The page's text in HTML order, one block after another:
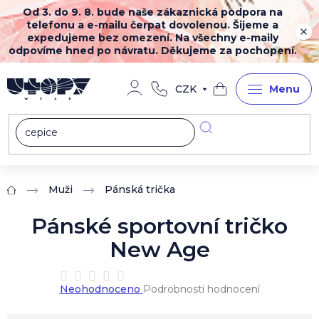
Přejít
na
obsah
Od 3. do 9. 8. bude naše zákaznická podpora na
telefonu a e-mailu čerpat dovolenou. Šijeme a
expedujeme bez omezení. Na všechny e-maily
odpovíme hned po návratu. Děkujeme za pochopení.
CZK
Nákupní
košík
Domů Muži Pánská trička
Pánské sportovní tričko
New Age
Průměrné
hodnocení
Neohodnoceno Podrobnosti hodnocení